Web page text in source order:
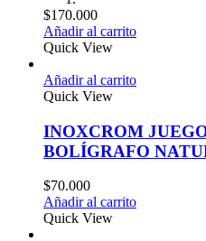
$170.000
Añadir al carrito
Quick View
Añadir al carrito
Quick View
INOXCROM
BOLÍGRAFO
$70.000
Añadir al carrito
Quick View